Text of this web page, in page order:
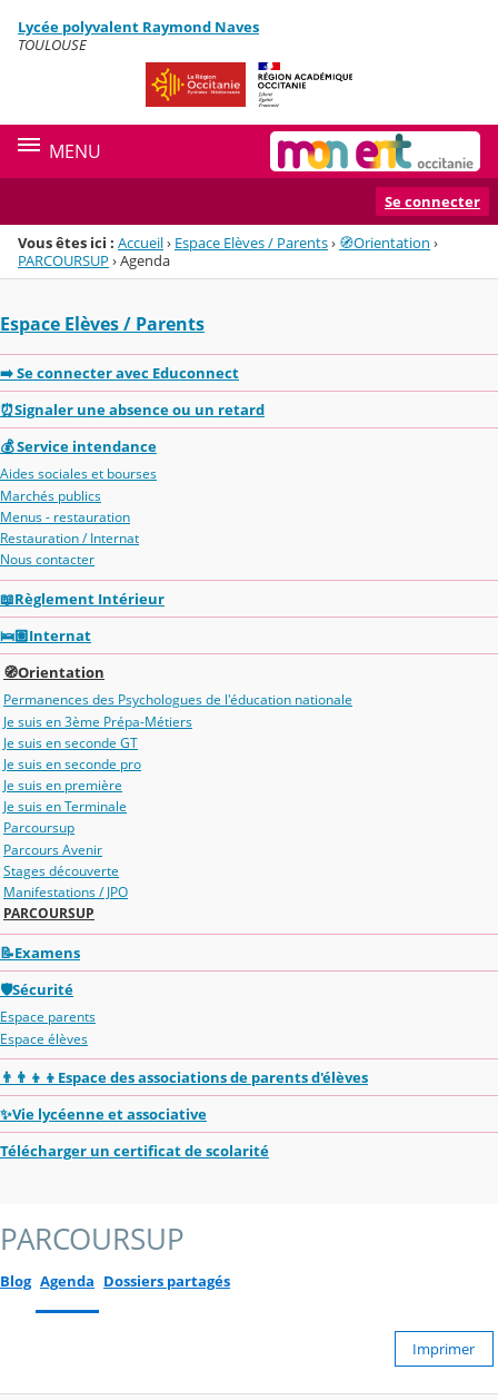
Menu de la rubrique
Contenu
Lycée polyvalent Raymond Naves
TOULOUSE
MENU
Se connecter
Vous êtes ici : Accueil› Espace Elèves / Parents› 🧭Orientation ›
PARCOURSUP ›Agenda
Espace Elèves / Parents
➡️ Se connecter avec Educonnect
⏰Signaler une absence ou un retard
💰 Service intendance
Aides sociales et bourses
Marchés publics
Menus - restauration
Restauration / Internat
Nous contacter
📖Règlement Intérieur
🛌🏽Internat
🧭Orientation
Permanences des Psychologues de l'éducation nationale
Je suis en 3ème Prépa-Métiers
Je suis en seconde GT
Je suis en seconde pro
Je suis en première
Je suis en Terminale
Parcoursup
Parcours Avenir
Stages découverte
Manifestations / JPO
PARCOURSUP
📝Examens
🛡️Sécurité
Espace parents
Espace élèves
👨‍👨‍👦‍👦Espace des associations de parents d'élèves
✨Vie lycéenne et associative
Télécharger un certificat de scolarité
PARCOURSUP
Blog Agenda Dossiers partagés
Imprimer